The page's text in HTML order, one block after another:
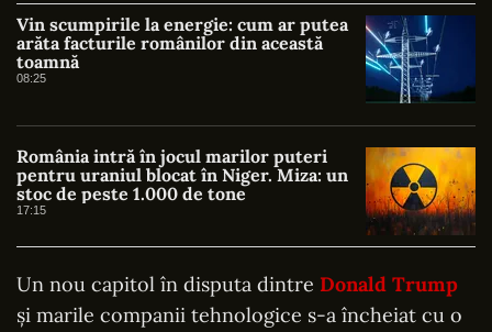
Vin scumpirile la energie: cum ar putea
arăta facturile românilor din această
toamnă
08:25
România intră în jocul marilor puteri
pentru uraniul blocat în Niger. Miza: un
stoc de peste 1.000 de tone
17:15
Un nou capitol în disputa dintre Donald Trump
și marile companii tehnologice s-a încheiat cu o